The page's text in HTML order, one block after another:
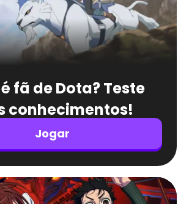
fã de Dota? Teste
conhecimentos!
Jogar